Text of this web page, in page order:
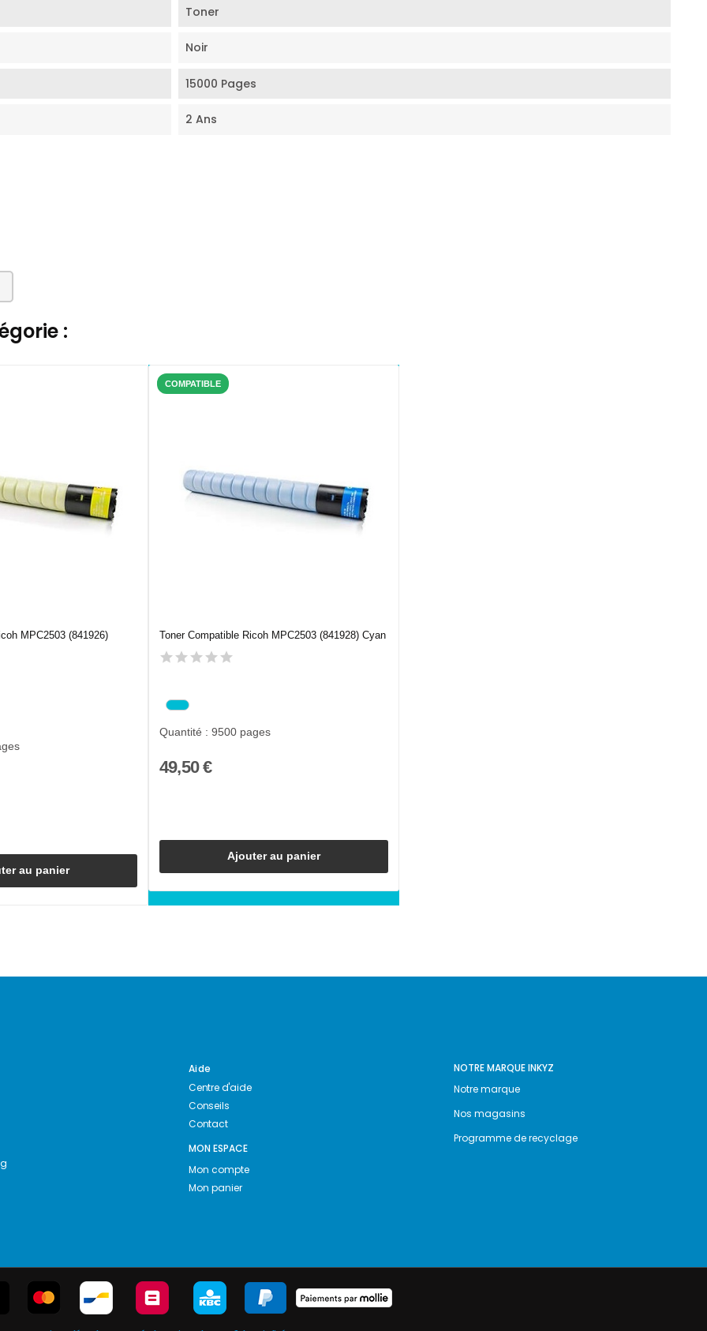
Toner
Noir
15000 Pages
2 Ans
:
MPC2503 (841926)
au panier
COMPATIBLE
Toner Compatible Ricoh MPC2503 (841928) Cyan
Quantité : 9500 pages
49,50 €
Ajouter au panier
Aide
Centre d'aide
Conseils
Contact
MON ESPACE
Mon compte
Mon panier
NOTRE MARQUE INKYZ
Notre marque
Nos magasins
Programme de recyclage